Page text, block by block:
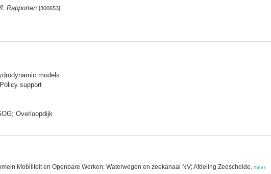
Rapporten [300653]
models
support
Overloopdijk
Mobiliteit en Openbare Werken; Waterwegen en zeekanaal NV; Afdeling Zeeschelde meer